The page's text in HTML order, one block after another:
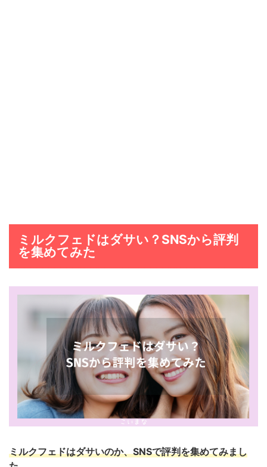
ミルクフェドはダサい？SNSから評判
を集めてみた
ミルクフェドはダサいのか、SNSで評判を集めてみまし